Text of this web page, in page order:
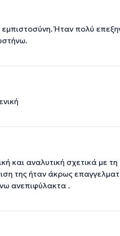
Ήταν πολύ
και αναλυτική σχετικά με
της ήταν άκρως
ανεπιφύλακτα .